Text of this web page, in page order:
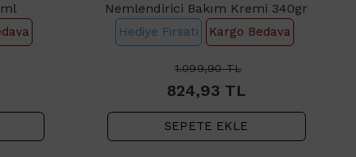
Nemlendirici Bakım Kremi 340gr
Hediye Fırsatı Kargo Bedava
1.099,90TL
824,93 TL
SEPETE EKLE